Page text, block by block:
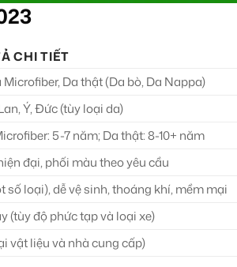
CHI TIẾT
Da thật (Da bò, Da Nappa)
Ý, Đức (tùy loại da)
5-7 năm; Da thật: 8-10+ năm
đại, phối màu theo yêu cầu
loại), dễ vệ sinh, thoáng khí, mềm mại
(tùy độ phức tạp và loại xe)
vật liệu và nhà cung cấp)